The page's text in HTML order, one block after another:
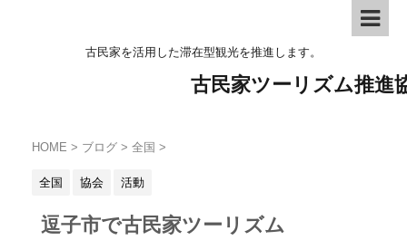
古民家を活用した滞在型観光を推進します。
古民家ツーリズム推進
HOME > ブログ > 全国 >
全国 協会 活動
逗子市で古民家ツーリズム